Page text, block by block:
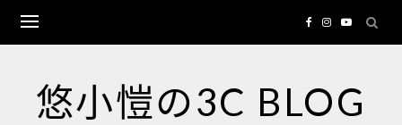
content
悠小愷の3C BLOG